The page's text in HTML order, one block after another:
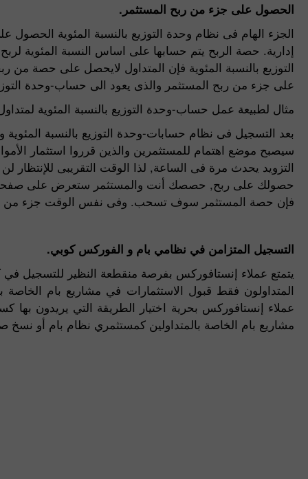
الحصول على جزء من ربح المستثمر.
الجزء الهام فى نظام وحدة التوزيع بالنسبة المئوية
إدارية. حصة الربح يتم حسابها على اساس النسبة المئوية
التوزيع بالنسبة المئوية فإن المتداول لايحصل على حصة
على جزء من ربح المستثمر والذى يعود الى حساب-وحدة
مثال لطبيعة عمل حساب-وحدة التوزيع بالنسبة المئوية
بعد التسجيل فى نظام حسابات-وحدة التوزيع بالنسبة
سيصبح موضع اهتمام للمستثمرين والذين قرروا استثمار
التزويد يحدث مرة فى الساعة, لذا الوقت التقريبى
حصولك على ربح, حصصك أنت والمستثمر ستعرض على صفحة
فإن حصة المستثمر سوف تسحب. وفى نفس الوقت جزء من
التسجيل المتزامن في نظامي بام و الفوركس كوبي.
يتمتع عملاء إنستافوركس بفرصة منقطعة النظير للتسجيل في
المتداولون فقط قبول الاستثمارات في مشاريع بام
عملاء إنستافوركس بحرية اختيار الطريقة التي يريدون بها
مشاريع بام الخاصة بالمتداولين كمستثمري نظام بام أو